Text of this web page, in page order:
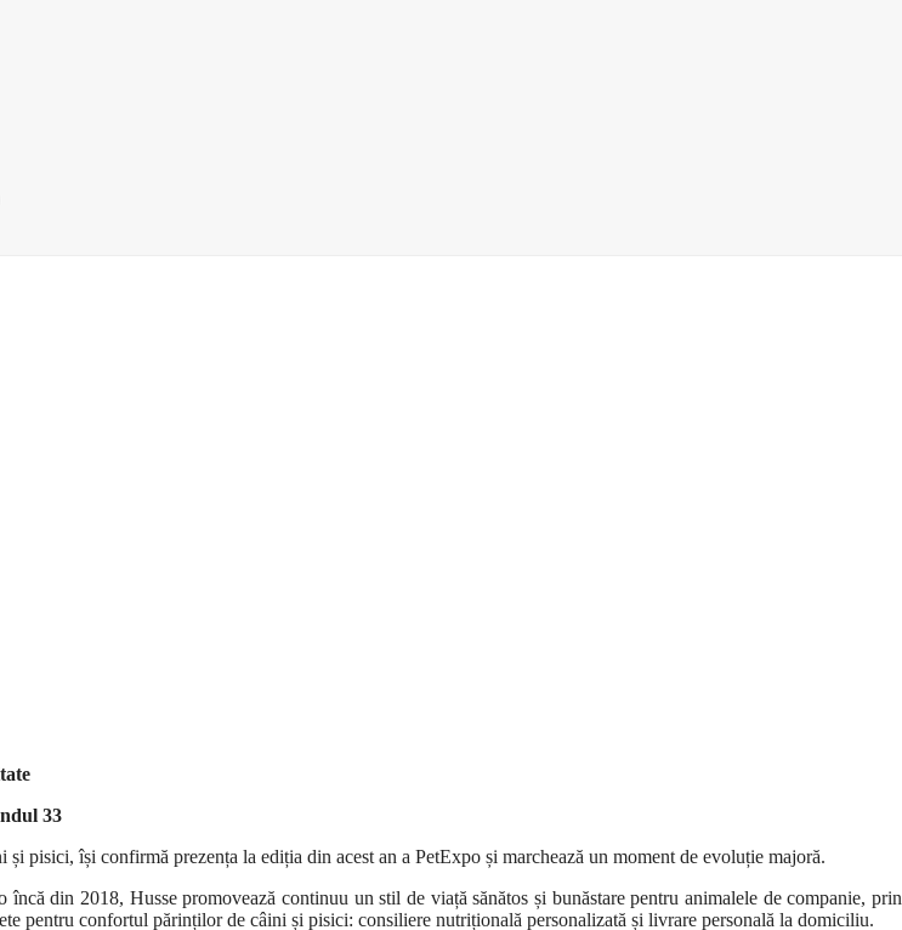
33
pisici, își confirmă prezența la ediția din acest an a PetExpo și marchează un moment de evoluție majoră.
din 2018, Husse promovează continuu un stil de viață sănătos și bunăstare pentru animalele de companie, prin
pentru confortul părinților de câini și pisici: consiliere nutrițională personalizată și livrare personală la domiciliu.